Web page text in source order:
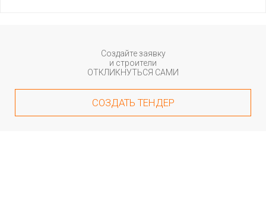
Создайте заявку
и строители
ОТКЛИКНУТЬСЯ САМИ
СОЗДАТЬ ТЕНДЕР